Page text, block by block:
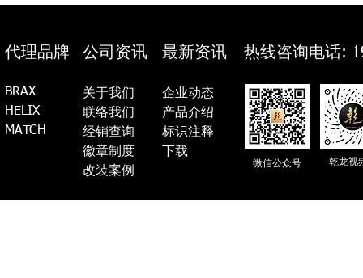
代理品牌
BRAX
HELIX
MATCH
公司资讯
关于我们
联络我们
经销查询
徽章制度
​​改装案例
最新资讯
企业动态
产品介绍
标识注释
​下载
热线咨询电话:
微信公众号 乾龙视